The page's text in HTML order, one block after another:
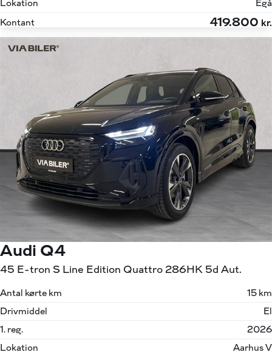
Lokation
Egå
Kontant
419.800 kr.
Audi Q4
45 E-tron S Line Edition Quattro 286HK 5d Aut.
Antal kørte km
15 km
Drivmiddel
El
1. reg.
2026
Lokation
Aarhus V